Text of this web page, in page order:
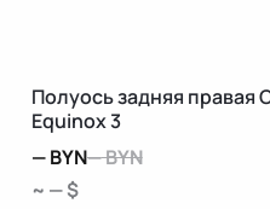
Полуось задняя правая
Equinox 3
—BYN—BYN
~ — $